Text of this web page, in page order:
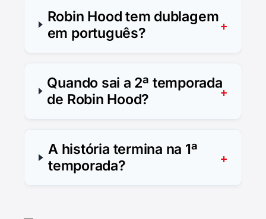
Robin Hood tem dublagem
em português?
Quando sai a 2ª temporada
de Robin Hood?
A história termina na 1ª
temporada?